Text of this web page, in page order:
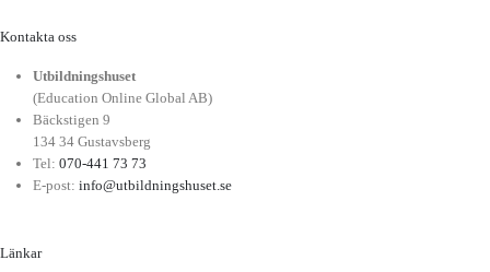
Kontakta oss
Utbildningshuset
(Education Online Global AB)
Bäckstigen 9
134 34 Gustavsberg
Tel: 070-441 73 73
E-post: info@utbildningshuset.se
Länkar